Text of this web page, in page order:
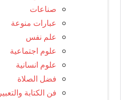
صناعات
عبارات منوعة
علم نفس
علوم اجتماعية
علوم انسانية
فضل الصلاة
فن الكتابة والتعبير